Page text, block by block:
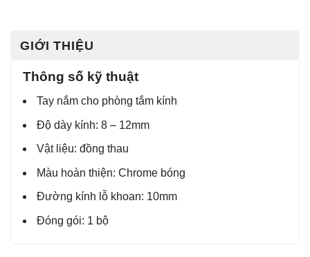
GIỚI THIỆU
Thông số kỹ thuật
Tay nắm cho phòng tắm kính
Độ dày kính: 8 – 12mm
Vật liệu: đồng thau
Màu hoàn thiện: Chrome bóng
Đường kính lỗ khoan: 10mm
Đóng gói: 1 bộ